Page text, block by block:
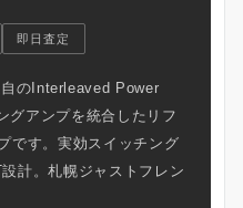
即日査定
のInterleaved Power
グアンプを統合したリフ
です。実効スイッチング
計。札幌ジャストフレン